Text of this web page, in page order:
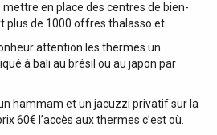
mettre en place des centres de bien-
plus de 1000 offres thalasso et.
attention les thermes un
à bali au brésil ou au japon par
hammam et un jacuzzi privatif sur la
60€ l’accès aux thermes c’est où.